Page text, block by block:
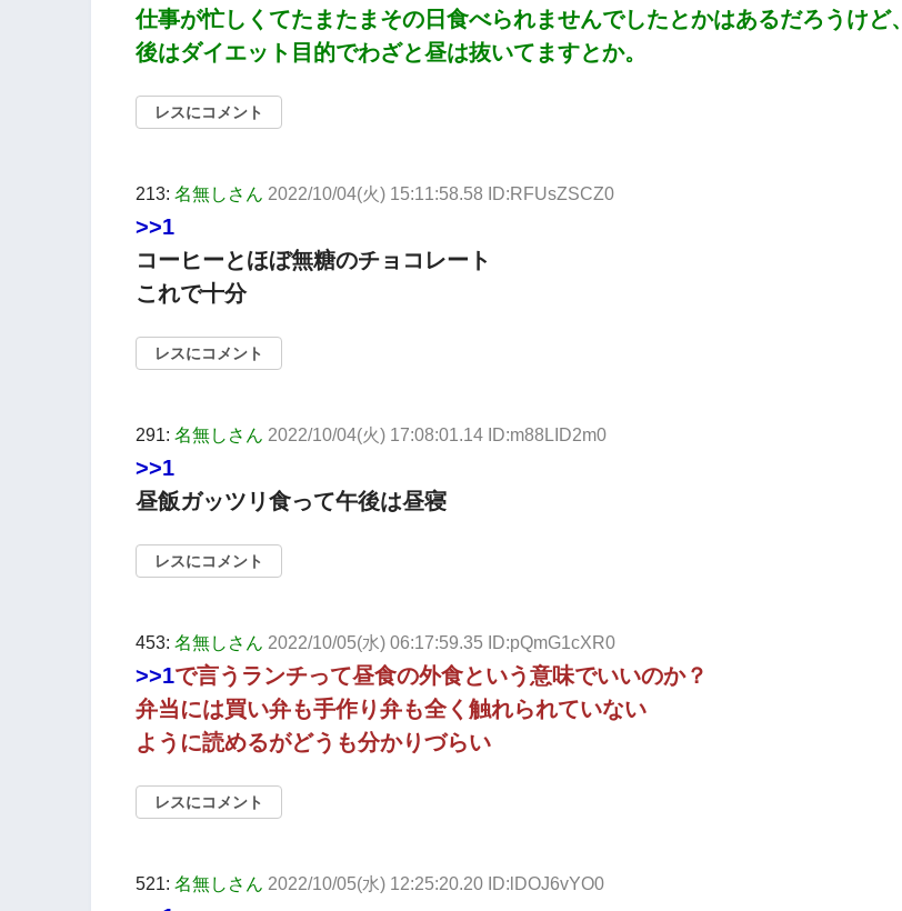
仕事が忙しくてたまたまその日食べられませんでしたとかはあるだろうけど、
後はダイエット目的でわざと昼は抜いてますとか。
レスにコメント
213: 名無しさん 2022/10/04(火) 15:11:58.58 ID:RFUsZSCZ0
>>1
コーヒーとほぼ無糖のチョコレート
これで十分
レスにコメント
291: 名無しさん 2022/10/04(火) 17:08:01.14 ID:m88LID2m0
>>1
昼飯ガッツリ食って午後は昼寝
レスにコメント
453: 名無しさん 2022/10/05(水) 06:17:59.35 ID:pQmG1cXR0
>>1で言うランチって昼食の外食という意味でいいのか？
弁当には買い弁も手作り弁も全く触れられていない
ように読めるがどうも分かりづらい
レスにコメント
521: 名無しさん 2022/10/05(水) 12:25:20.20 ID:lDOJ6vYO0